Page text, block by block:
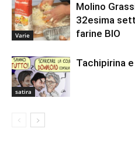
Varie
Molino
32esima
farine BIO
satira
Tachipirina